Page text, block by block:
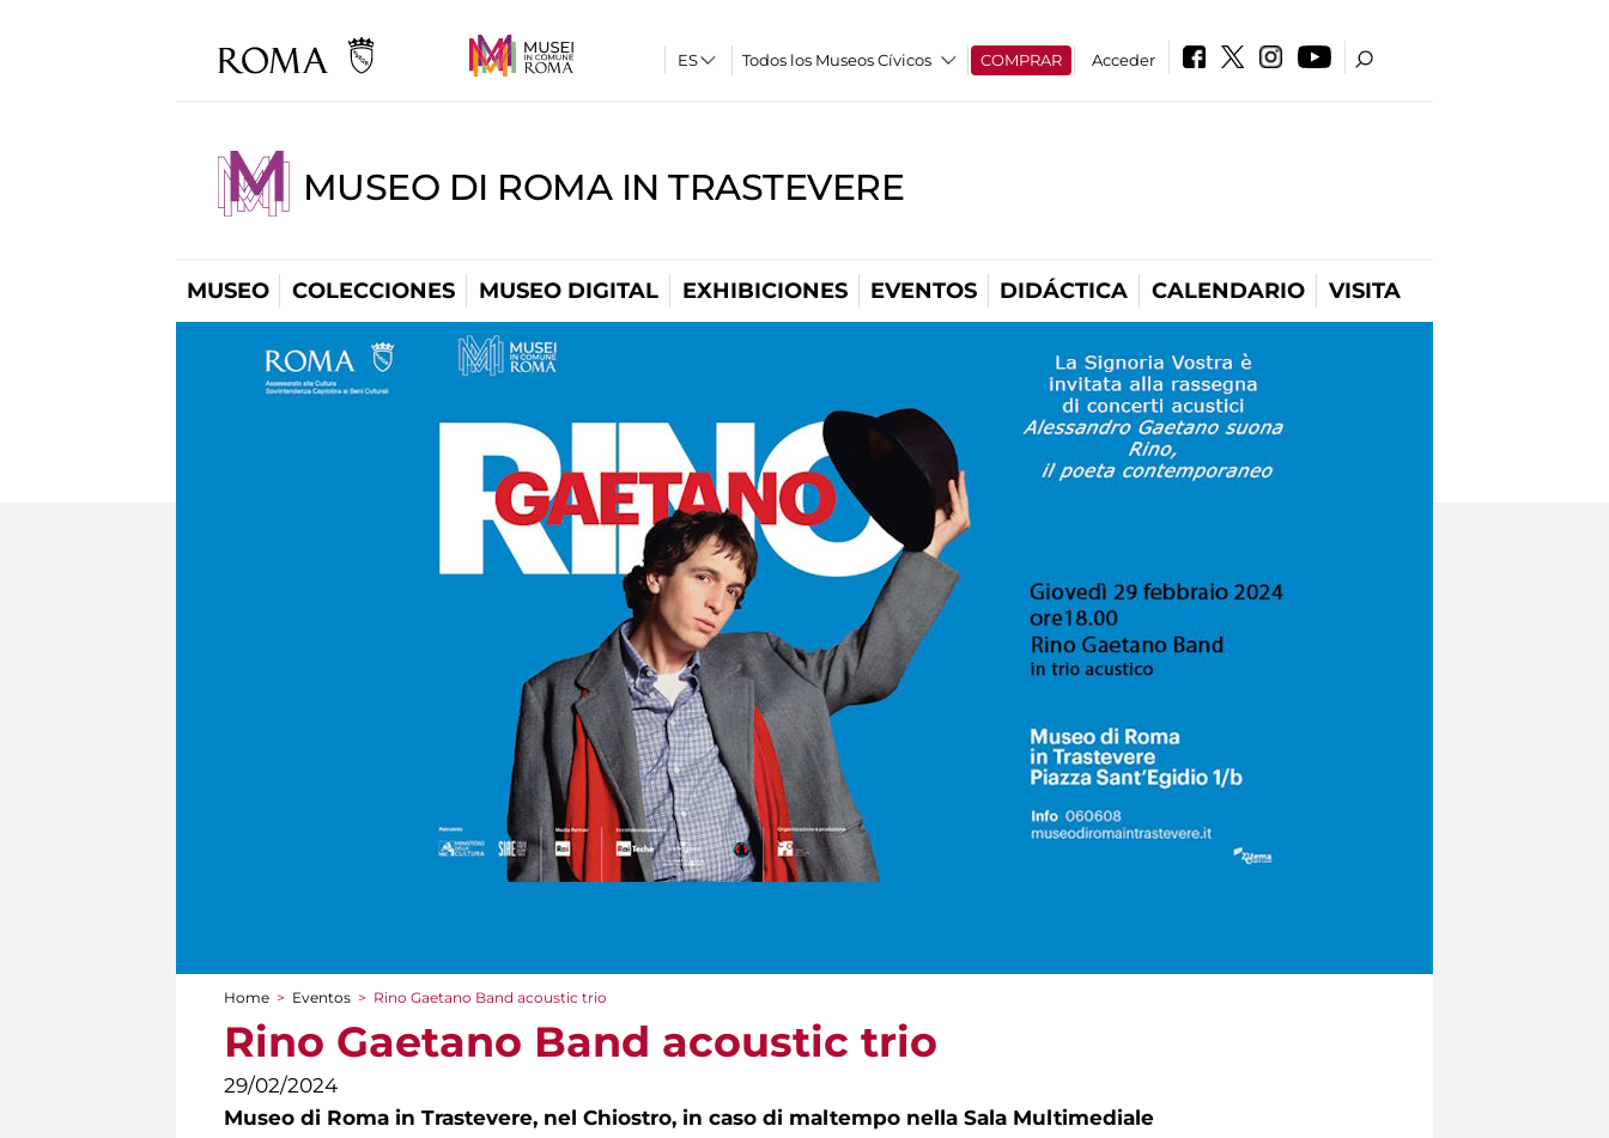
Todos los Museos Cívicos COMPRAR Acceder
MUSEO DI ROMA IN TRASTEVERE
MUSEO COLECCIONES MUSEO DIGITAL EXHIBICIONES EVENTOS DIDÁCTICA CALENDARIO VISITA
You are here
Home > Eventos > Rino Gaetano Band acoustic trio
Rino Gaetano Band acoustic trio
29/02/2024
Museo di Roma in Trastevere, nel Chiostro, in caso di maltempo nella Sala Multimediale